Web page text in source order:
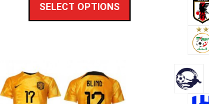
SELECT OPTIONS